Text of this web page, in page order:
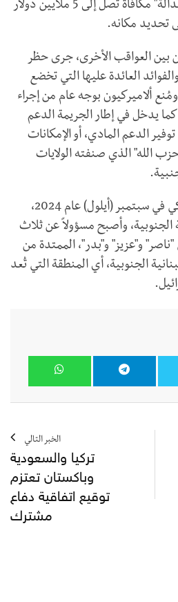
برنامج "مكافآت من أجل العدالة" مكافأة تصل إلى 5 ملايين دولار
تحديد مكانه.
بين العواقب الأخرى، جرى حظر
العائدة عليها التي تخضع
ومُنع ألاميركيون بوجه عام من إجراء
يدخل في إطار الجريمة الدعم
الدعم المادي، أو الإمكانات
الله" الذي صنفته الولايات
وبعد اغتيال القائد علي كركي في سبتمبر (أيلول) عام 2024،
الجنوبية، وأصبح مسؤولاً عن ثلاث
و"عزيز" و"بدر"، الممتدة من
الجنوبية، أي المنطقة التي تُعد
الخبر التالي
تركيا والسعودية
وباكستان تعتزم
توقيع اتفاقية دفاع
مشترك